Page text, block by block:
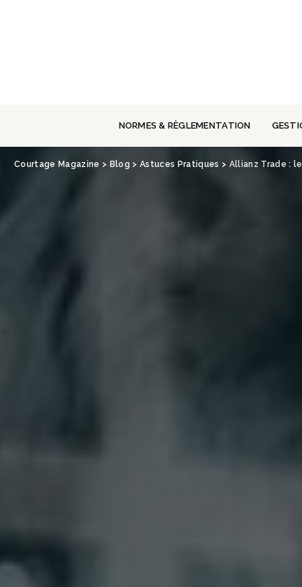
NORMES & RÈGLEMENTATION
Courtage Magazine > Blog > Astuces Pratiques > Allianz Trade :